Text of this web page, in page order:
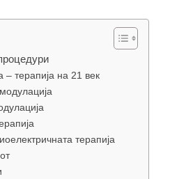
– терапија на 21 век
терапија